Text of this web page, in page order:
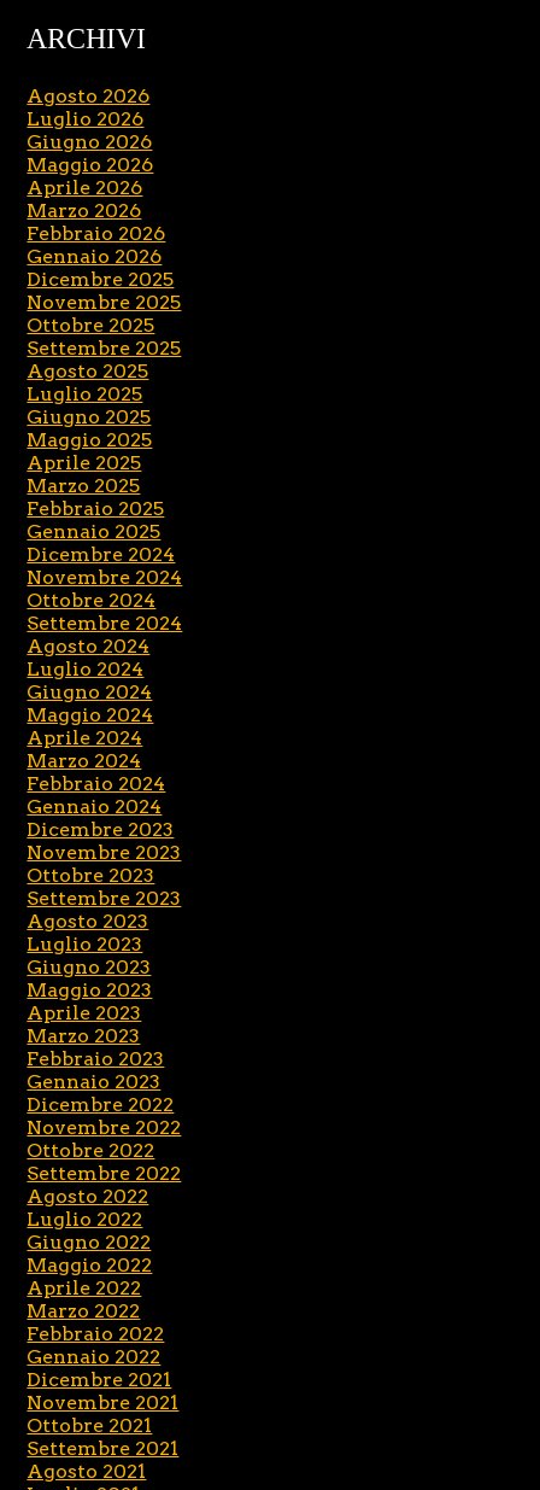
ARCHIVI
Agosto 2026
Luglio 2026
Giugno 2026
Maggio 2026
Aprile 2026
Marzo 2026
Febbraio 2026
Gennaio 2026
Dicembre 2025
Novembre 2025
Ottobre 2025
Settembre 2025
Agosto 2025
Luglio 2025
Giugno 2025
Maggio 2025
Aprile 2025
Marzo 2025
Febbraio 2025
Gennaio 2025
Dicembre 2024
Novembre 2024
Ottobre 2024
Settembre 2024
Agosto 2024
Luglio 2024
Giugno 2024
Maggio 2024
Aprile 2024
Marzo 2024
Febbraio 2024
Gennaio 2024
Dicembre 2023
Novembre 2023
Ottobre 2023
Settembre 2023
Agosto 2023
Luglio 2023
Giugno 2023
Maggio 2023
Aprile 2023
Marzo 2023
Febbraio 2023
Gennaio 2023
Dicembre 2022
Novembre 2022
Ottobre 2022
Settembre 2022
Agosto 2022
Luglio 2022
Giugno 2022
Maggio 2022
Aprile 2022
Marzo 2022
Febbraio 2022
Gennaio 2022
Dicembre 2021
Novembre 2021
Ottobre 2021
Settembre 2021
Agosto 2021